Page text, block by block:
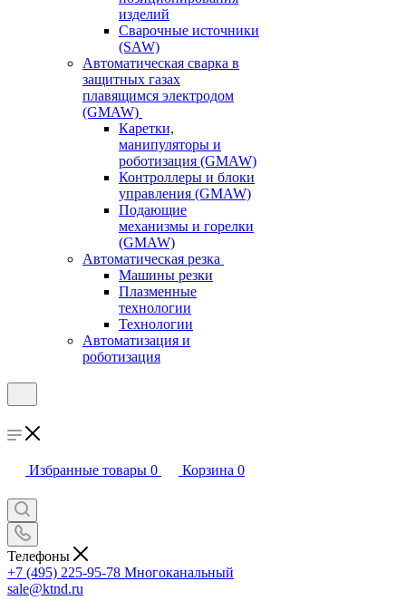
изделий
Сварочные источники
(SAW)
Автоматическая сварка в
защитных газах
плавящимся электродом
(GMAW)
Каретки,
манипуляторы и
роботизация (GMAW)
Контроллеры и блоки
управления (GMAW)
Подающие
механизмы и горелки
(GMAW)
Автоматическая резка
Машины резки
Плазменные
технологии
Технологии
Автоматизация и
роботизация
Избранные товары 0 Корзина 0
Телефоны
+7 (495) 225-95-78 Многоканальный
sale@ktnd.ru